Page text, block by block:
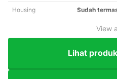
Housing Sudah
View
Lihat